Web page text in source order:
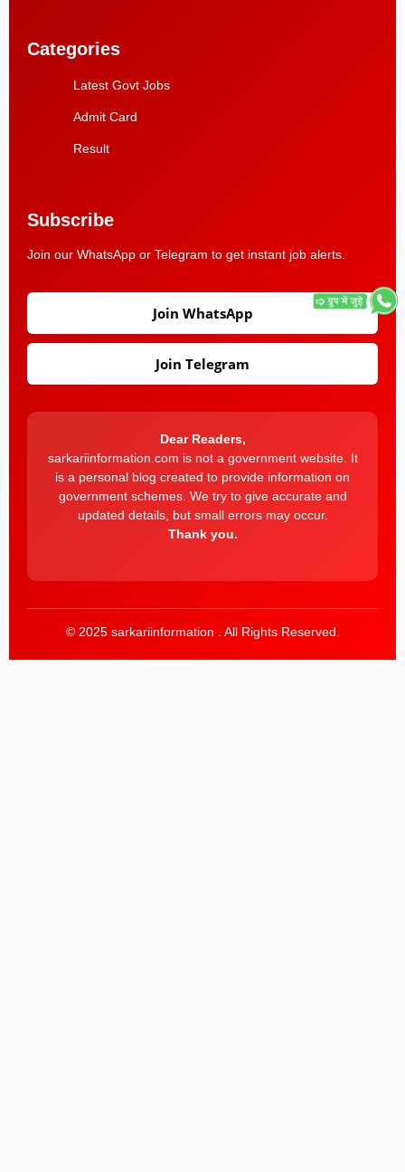
Categories
Latest Govt Jobs
Admit Card
Result
Subscribe
Join our WhatsApp or Telegram to get instant job alerts.
Join WhatsApp
Join Telegram
Dear Readers,
sarkariinformation.com is not a government website. It
is a personal blog created to provide information on
government schemes. We try to give accurate and
updated details, but small errors may occur.
Thank you.
© 2025 sarkariinformation . All Rights Reserved.